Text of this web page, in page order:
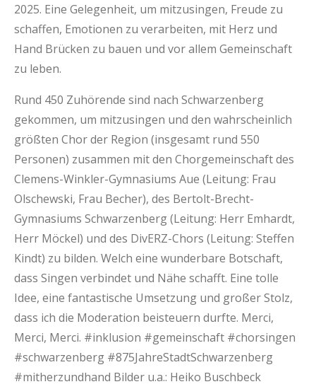
2025. Eine Gelegenheit, um mitzusingen, Freude zu
schaffen, Emotionen zu verarbeiten, mit Herz und
Hand Brücken zu bauen und vor allem Gemeinschaft
zu leben.
Rund 450 Zuhörende sind nach Schwarzenberg
gekommen, um mitzusingen und den wahrscheinlich
größten Chor der Region (insgesamt rund 550
Personen) zusammen mit den Chorgemeinschaft des
Clemens-Winkler-Gymnasiums Aue (Leitung: Frau
Olschewski, Frau Becher), des Bertolt-Brecht-
Gymnasiums Schwarzenberg (Leitung: Herr Emhardt,
Herr Möckel) und des DivERZ-Chors (Leitung: Steffen
Kindt) zu bilden. Welch eine wunderbare Botschaft,
dass Singen verbindet und Nähe schafft. Eine tolle
Idee, eine fantastische Umsetzung und großer Stolz,
dass ich die Moderation beisteuern durfte. Merci,
Merci, Merci. #inklusion #gemeinschaft #chorsingen
#schwarzenberg #875JahreStadtSchwarzenberg
#mitherzundhand Bilder u.a.: Heiko Buschbeck